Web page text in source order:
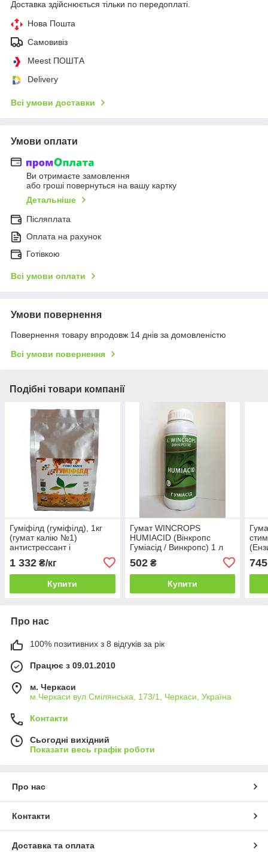
Доставка здійснюється тільки по передоплаті.
Нова Пошта
Самовивіз
Meest ПОШТА
Delivery
Всі умови доставки
Умови оплати
Ви отримаєте замовлення
або гроші повернуться на вашу картку
Детальніше
Післяплата
Оплата на рахунок
Готівкою
Всі умови оплати
Умови повернення
Повернення товару впродовж 14 днів за домовленістю
Всі умови повернення
Подібні товари компанії
Гуміфілд (гуміфілд), 1кг
(гумат калію №1)
антистрессант і
Німеччина
1 332 ₴/кг
Купити
Гумат WINCROPS
HUMIACID (Вінкропс
Гуміасід / Винкропс) 1 л
502₴
Купити
745
Про нас
100% позитивних з 8 відгуків за рік
Працює з 09.01.2010
м. Черкаси
м.Черкаси вул.Смілянська, 173/1, Черкаси, Україна
Контакти
Сьогодні вихідний
Показати весь графік роботи
Про нас
Контакти
Доставка та оплата